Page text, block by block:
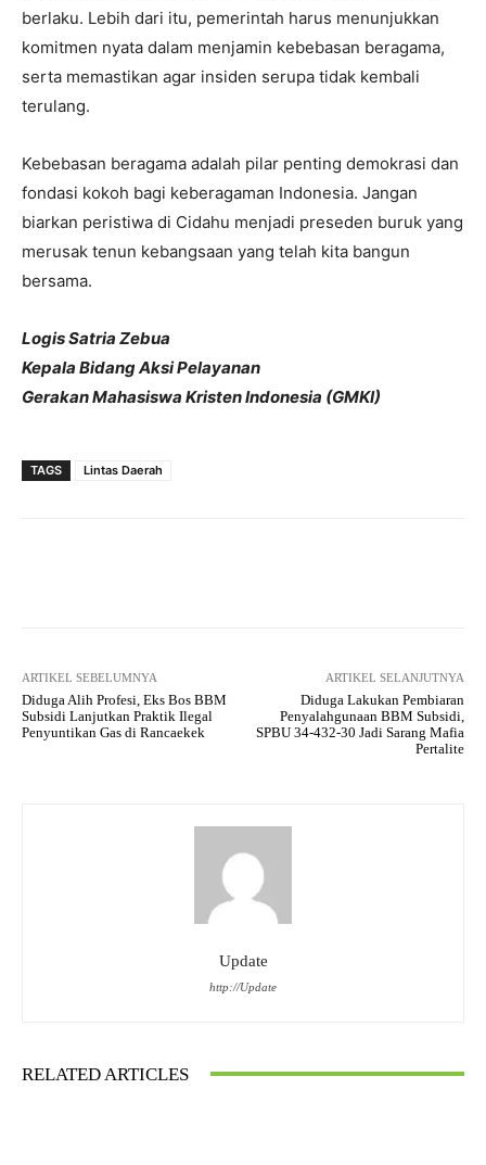
berlaku. Lebih dari itu, pemerintah harus menunjukkan
komitmen nyata dalam menjamin kebebasan beragama,
serta memastikan agar insiden serupa tidak kembali
terulang.
Kebebasan beragama adalah pilar penting demokrasi dan
fondasi kokoh bagi keberagaman Indonesia. Jangan
biarkan peristiwa di Cidahu menjadi preseden buruk yang
merusak tenun kebangsaan yang telah kita bangun
bersama.
Logis Satria Zebua
Kepala Bidang Aksi Pelayanan
Gerakan Mahasiswa Kristen Indonesia (GMKI)
TAGS Lintas Daerah
ARTIKEL SEBELUMNYA
Diduga Alih Profesi, Eks Bos BBM
Subsidi Lanjutkan Praktik Ilegal
Penyuntikan Gas di Rancaekek
ARTIKEL SELANJUTNYA
Diduga Lakukan Pembiaran
Penyalahgunaan BBM Subsidi,
SPBU 34-432-30 Jadi Sarang Mafia
Pertalite
Update
http://Update
RELATED ARTICLES